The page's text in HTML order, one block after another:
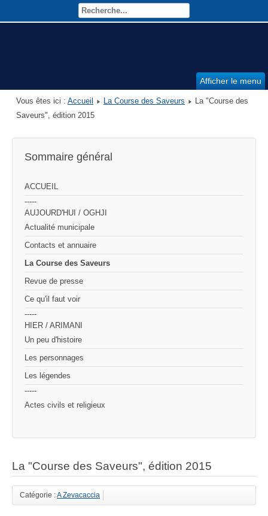
Afficher le menu
Vous êtes ici : Accueil La Course des Saveurs
La "Course des
Saveurs", édition 2015
Sommaire général
ACCUEIL
-----
AUJOURD'HUI / OGHJI
Actualité municipale
Contacts et annuaire
La Course des Saveurs
Revue de presse
Ce qu'il faut voir
-----
HIER / ARIMANI
Un peu d'histoire
Les personnages
Les légendes
-----
Actes civils et religieux
La "Course des Saveurs", édition 2015
Catégorie :A Zevacaccia